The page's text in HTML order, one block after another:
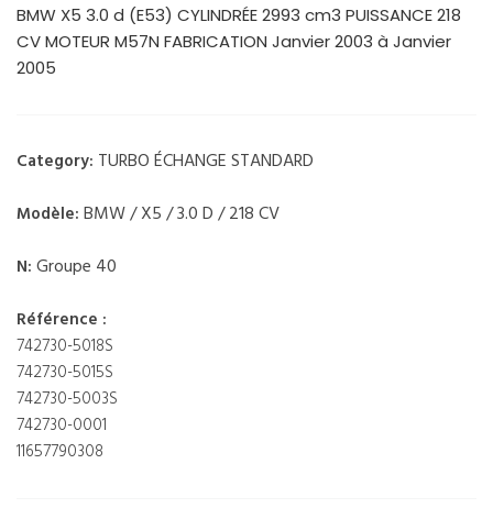
BMW X5 3.0 d (E53) CYLINDRÉE 2993 cm3 PUISSANCE 218
CV MOTEUR M57N FABRICATION Janvier 2003 à Janvier
2005
Category: TURBO ÉCHANGE STANDARD
Modèle: BMW / X5 / 3.0 D / 218 CV
N: Groupe 40
Référence :
742730-5018S
742730-5015S
742730-5003S
742730-0001
11657790308